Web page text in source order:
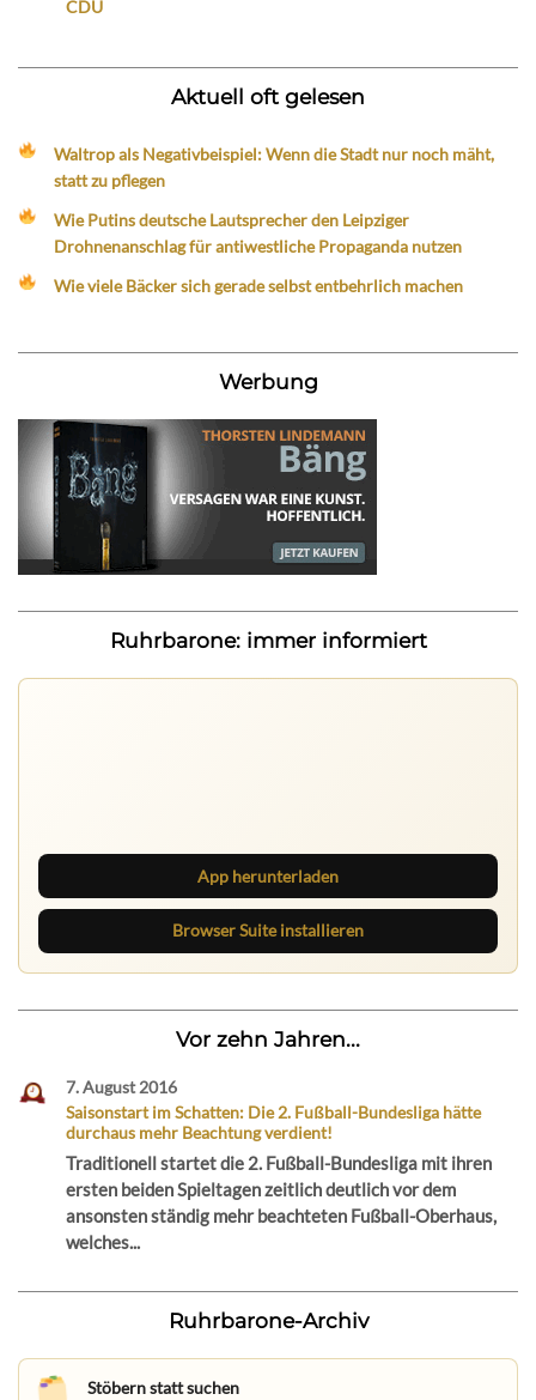
CDU
Aktuell oft gelesen
Waltrop als Negativbeispiel: Wenn die Stadt nur noch mäht,
statt zu pflegen
Wie Putins deutsche Lautsprecher den Leipziger
Drohnenanschlag für antiwestliche Propaganda nutzen
Wie viele Bäcker sich gerade selbst entbehrlich machen
Werbung
Ruhrbarone: immer informiert
App herunterladen
Browser Suite installieren
Vor zehn Jahren...
7. August 2016
Saisonstart im Schatten: Die 2. Fußball-Bundesliga hätte
durchaus mehr Beachtung verdient!
Traditionell startet die 2. Fußball-Bundesliga mit ihren
ersten beiden Spieltagen zeitlich deutlich vor dem
ansonsten ständig mehr beachteten Fußball-Oberhaus,
welches...
Ruhrbarone-Archiv
Stöbern statt suchen